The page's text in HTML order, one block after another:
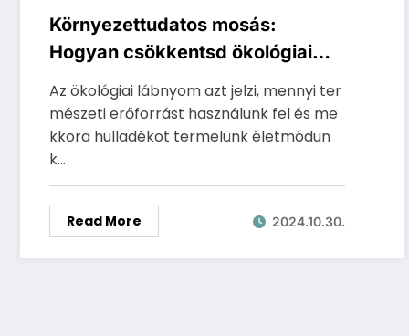
Környezettudatos mosás:
Hogyan csökkentsd ökológiai
lábnyomod
Az ökológiai lábnyom azt jelzi, mennyi ter
mészeti erőforrást használunk fel és me
kkora hulladékot termelünk életmódun
k…
Read More 2024.10.30.